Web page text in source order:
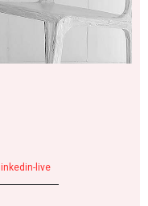
linkedin-live